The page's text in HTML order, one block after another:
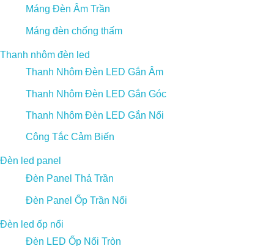
Máng Đèn Âm Trần
Máng đèn chống thấm
Thanh nhôm đèn led
Thanh Nhôm Đèn LED Gắn Âm
Thanh Nhôm Đèn LED Gắn Góc
Thanh Nhôm Đèn LED Gắn Nổi
Công Tắc Cảm Biến
Đèn led panel
Đèn Panel Thả Trần
Đèn Panel Ốp Trần Nổi
Đèn led ốp nổi
Đèn LED Ốp Nổi Tròn